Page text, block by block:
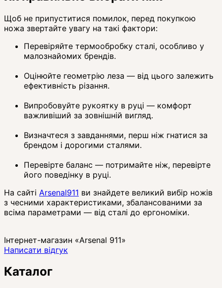
Щоб не припуститися помилок, перед покупкою
ножа звертайте увагу на такі фактори:
Перевіряйте термообробку сталі, особливо у
малознайомих брендів.
Оцінюйте геометрію леза — від цього залежить
ефективність різання.
Випробовуйте рукоятку в руці — комфорт
важливіший за зовнішній вигляд.
Визначтеся з завданнями, перш ніж гнатися за
брендом і дорогими сталями.
Перевірте баланс — потримайте ніж, перевірте
його поведінку в руці.
На сайті Arsenal911 ви знайдете великий вибір ножів
з чесними характеристиками, збалансованими за
всіма параметрами — від сталі до ергономіки.
Інтернет-магазин «Arsenal 911»
Написати відгук
Каталог